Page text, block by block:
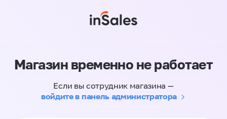
Магазин временно не работает
Если вы сотрудник магазина —
войдите в панель администратора